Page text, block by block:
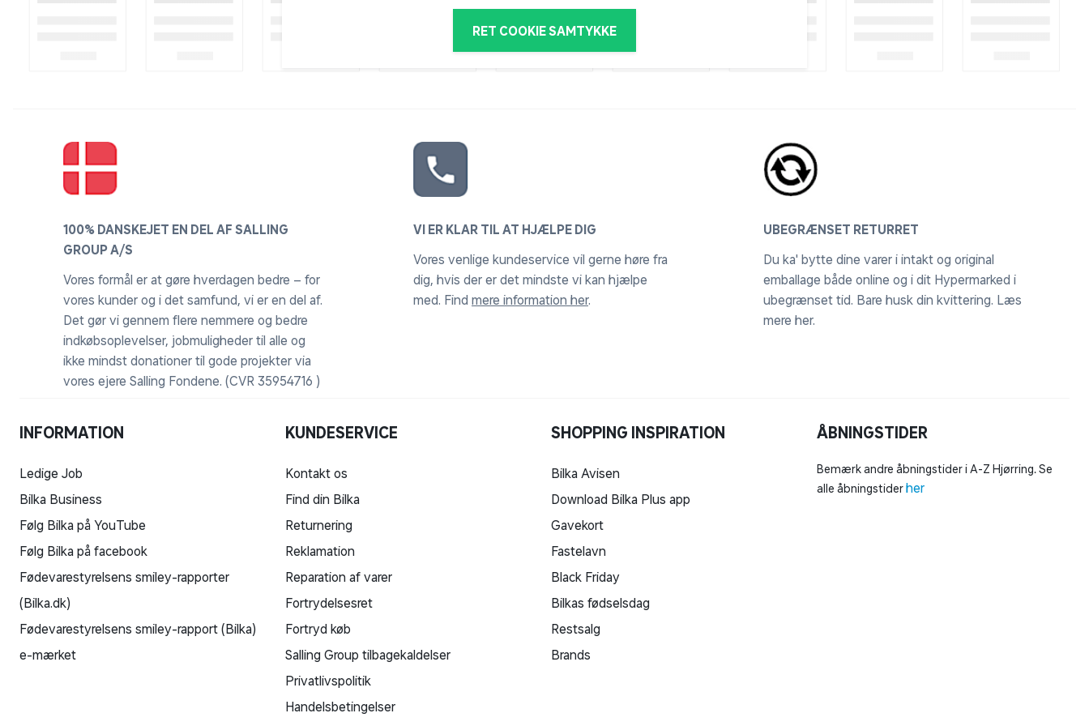
RET COOKIE SAMTYKKE
100% DANSKEJET EN DEL AF SALLING
GROUP A/S
Vores formål er at gøre hverdagen bedre – for
vores kunder og i det samfund, vi er en del af.
Det gør vi gennem flere nemmere og bedre
indkøbsoplevelser, jobmuligheder til alle og
ikke mindst donationer til gode projekter via
vores ejere Salling Fondene. (CVR 35954716 )
VI ER KLAR TIL AT HJÆLPE DIG
Vores venlige kundeservice vil gerne høre fra
dig, hvis der er det mindste vi kan hjælpe
med. Find mere information her.
UBEGRÆNSET RETURRET
Du ka' bytte dine varer i intakt og original
emballage både online og i dit Hypermarked i
ubegrænset tid. Bare husk din kvittering. Læs
mere her.
INFORMATION
Ledige Job
Bilka Business
Følg Bilka på YouTube
Følg Bilka på facebook
Fødevarestyrelsens smiley-rapporter
(Bilka.dk)
Fødevarestyrelsens smiley-rapport (Bilka)
e-mærket
KUNDESERVICE
Kontakt os
Find din Bilka
Returnering
Reklamation
Reparation af varer
Fortrydelsesret
Fortryd køb
Salling Group tilbagekaldelser
Privatlivspolitik
Handelsbetingelser
SHOPPING INSPIRATION
Bilka Avisen
Download Bilka Plus app
Gavekort
Fastelavn
Black Friday
Bilkas fødselsdag
Restsalg
Brands
ÅBNINGSTIDER
Bemærk andre åbningstider i A-Z Hjørring. Se
alle åbningstiderher